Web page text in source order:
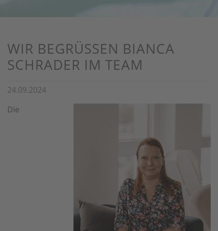
WIR BEGRÜSSEN BIANCA S
CHRADER IM TEAM
24.09.2024
Die